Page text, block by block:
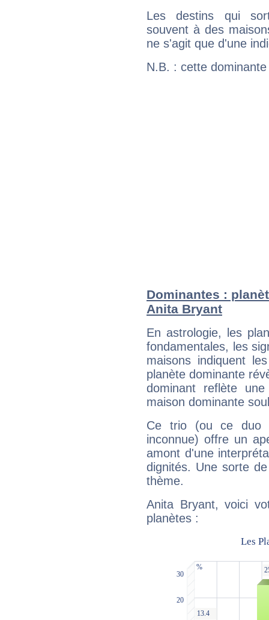
Les destins qui
souvent à des
ne s'agit que d'une
N.B. : cette
Dominantes :
Anita Bryant
En astrologie, les
fondamentales, les
maisons indiquent
planète dominante
dominant reflète
maison dominante
Ce trio (ou ce duo
inconnue) offre un
amont d'une
dignités. Une sorte
thème.
Anita Bryant, voici
planètes :